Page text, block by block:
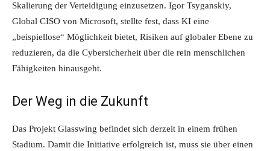
Skalierung der Verteidigung einzusetzen. Igor Tsyganskiy,
Global CISO von Microsoft, stellte fest, dass KI eine
„beispiellose“ Möglichkeit bietet, Risiken auf globaler Ebene zu
reduzieren, da die Cybersicherheit über die rein menschlichen
Fähigkeiten hinausgeht.
Der Weg in die Zukunft
Das Projekt Glasswing befindet sich derzeit in einem frühen
Stadium. Damit die Initiative erfolgreich ist, muss sie über einen